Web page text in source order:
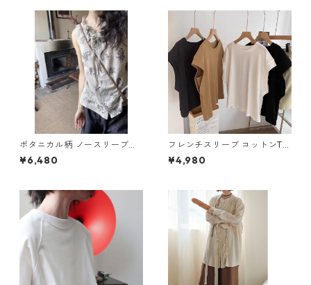
ボタニカル柄 ノースリーブブ
ラウス H 260121
¥6,480
フレンチスリーブ コットンTシ
ャツ Y 10917
¥4,980